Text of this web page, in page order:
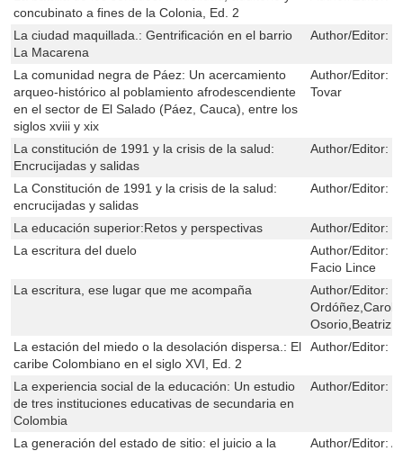
concubinato a fines de la Colonia, Ed. 2
La ciudad maquillada.: Gentrificación en el barrio
La Macarena
Author/Editor:
La comunidad negra de Páez: Un acercamiento
arqueo-histórico al poblamiento afrodescendiente
en el sector de El Salado (Páez, Cauca), entre los
siglos xviii y xix
Author/Editor:
Tovar
La constitución de 1991 y la crisis de la salud:
Encrucijadas y salidas
Author/Editor:
La Constitución de 1991 y la crisis de la salud:
encrucijadas y salidas
Author/Editor:
La educación superior:Retos y perspectivas Author/Editor:
La escritura del duelo
Author/Editor:
Facio Lince
La escritura, ese lugar que me acompaña
Author/Editor:
Osorio,Beatriz
La estación del miedo o la desolación dispersa.: El
caribe Colombiano en el siglo XVI, Ed. 2
Author/Editor:
La experiencia social de la educación: Un estudio
de tres instituciones educativas de secundaria en
Colombia
Author/Editor:
La generación del estado de sitio: el juicio a la
Author/Editor: